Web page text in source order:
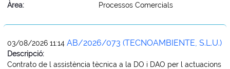
Àrea:
Processos Comercials
03/08/2026 11:14 AB/2026/073 (TECNOAMBIENTE, S.L.U.)
Descripció:
Contrato de l assistència tècnica a la DO i DAO per l actuacions